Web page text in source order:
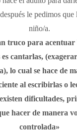
le pedimos que
niño/a.
truco para acentuar
cantarlas,
lo cual se hace de
al escribirlas o
dificultades,
hacer de manera
controlada»